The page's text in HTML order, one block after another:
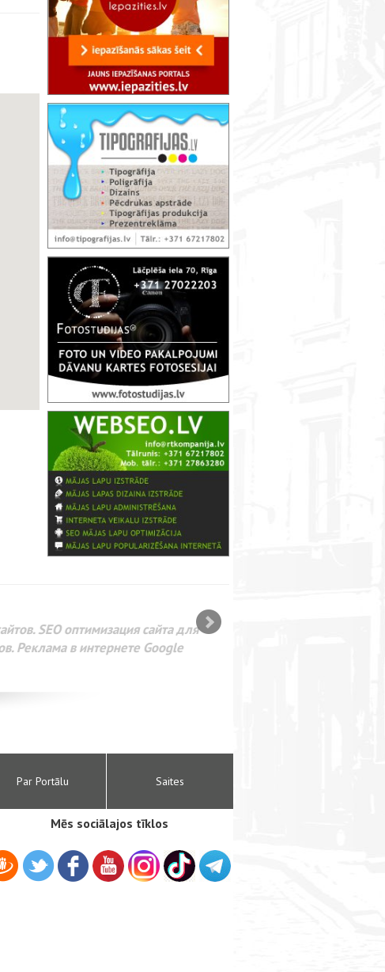
SEO оптимизация сайта для
Реклама в интернете Google
Par Portālu Saites
Mēs sociālajos tīklos